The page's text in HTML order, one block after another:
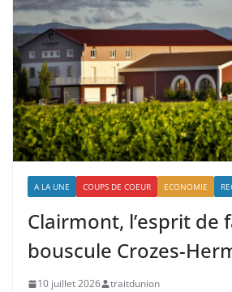
A LA UNE COUPS DE COEUR ECONOMIE
Clairmont, l’esprit de
bouscule Crozes-
10 juillet 2026 traitdunion